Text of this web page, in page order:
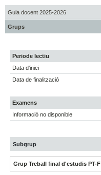
Guia docent 2025-2026
Grups
Periode lectiu
Data d'inici
Data de finalització
Examens
Informació no disponible
Subgrup
Grup Treball final d'estudis PT-F